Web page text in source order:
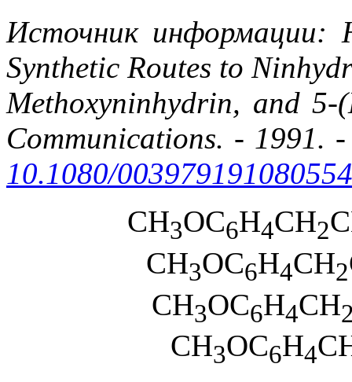
Источник
Synthetic Routes to
Methoxyninhydrin, and
Communications. - 1991.
10.1080/
CH3OC6H4CH2
CH3OC6H4CH2
CH3OC6H4CH
CH3OC6H4